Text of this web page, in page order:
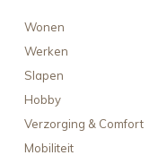
Wonen
Werken
Slapen
Hobby
Verzorging & Comfort
Mobiliteit